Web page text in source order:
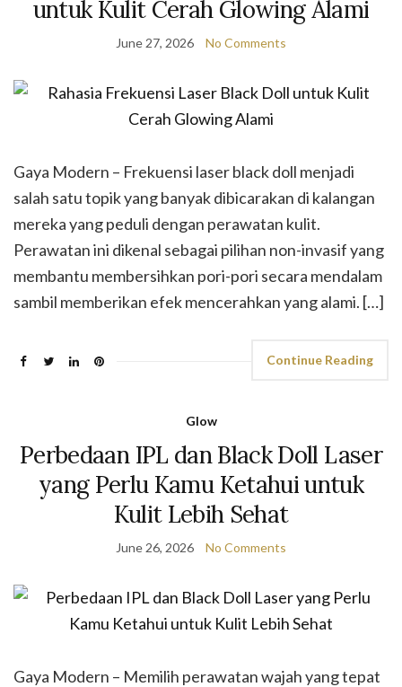
untuk Kulit Cerah Glowing Alami
June 27, 2026 No Comments
Gaya Modern – Frekuensi laser black doll menjadi
salah satu topik yang banyak dibicarakan di kalangan
mereka yang peduli dengan perawatan kulit.
Perawatan ini dikenal sebagai pilihan non-invasif yang
membantu membersihkan pori-pori secara mendalam
sambil memberikan efek mencerahkan yang alami. […]
Continue Reading
Glow
Perbedaan IPL dan Black Doll Laser
yang Perlu Kamu Ketahui untuk
Kulit Lebih Sehat
June 26, 2026 No Comments
Gaya Modern – Memilih perawatan wajah yang tepat